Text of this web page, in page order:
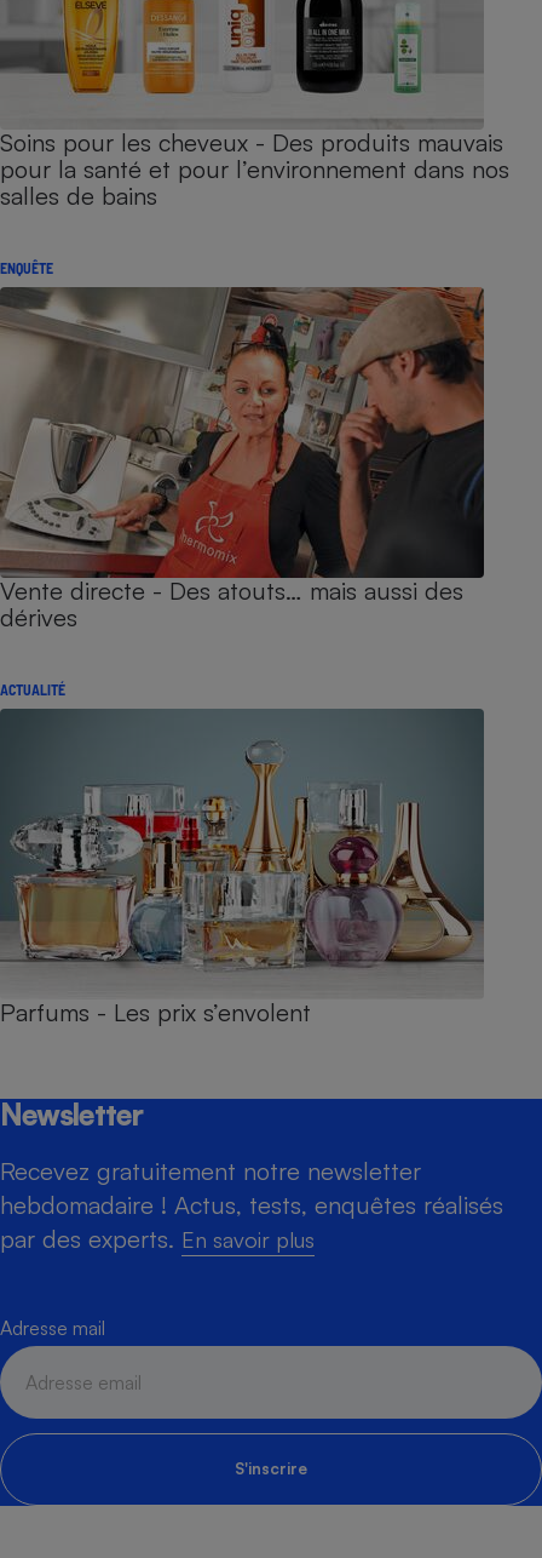
Soins pour les cheveux - Des produits mauvais
pour la santé et pour l’environnement dans nos
salles de bains
ENQUÊTE
Vente directe - Des atouts… mais aussi des
dérives
ACTUALITÉ
Parfums - Les prix s’envolent
Newsletter
Recevez gratuitement notre newsletter
hebdomadaire ! Actus, tests, enquêtes réalisés
par des experts. En savoir plus
Adresse mail
S'inscrire